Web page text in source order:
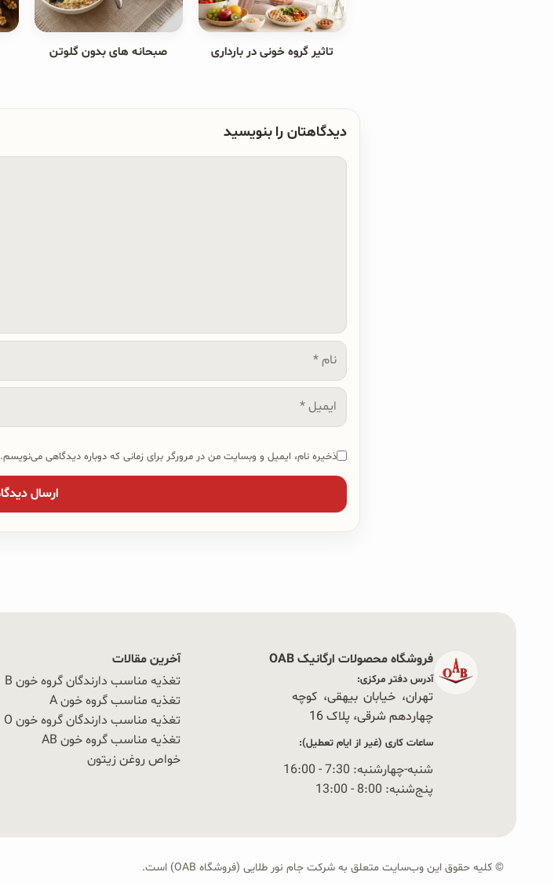
تاثیر گروه خونی در بارداری صبحانه های بدون گلوتن
دیدگاهتان را بنویسید
نام
ایمیل
ذخیره نام، ایمیل و وبسایت من در مرورگر برای زمانی که دوباره دیدگاهی می‌نویسم.
فروشگاه محصولات ارگانیک OAB
آدرس دفتر مرکزی:
تهران، خیابان بیهقی، کوچه
چهاردهم شرقی، پلاک 16‭
ساعات کاری (غیر از ایام تعطیل):
شنبه-چهارشنبه: 7:30 - 16:00
پنج‌شنبه: 8:00 - 13:00
آخرین مقالات
تغذیه مناسب دارندگان گروه خون B
تغذیه مناسب گروه خون A
تغذیه مناسب دارندگان گروه خون O
تغذیه مناسب گروه خون AB
خواص روغن زیتون
© کلیه حقوق این وب‌سایت متعلق به شرکت جام نور طلایی (فروشگاه OAB) است.